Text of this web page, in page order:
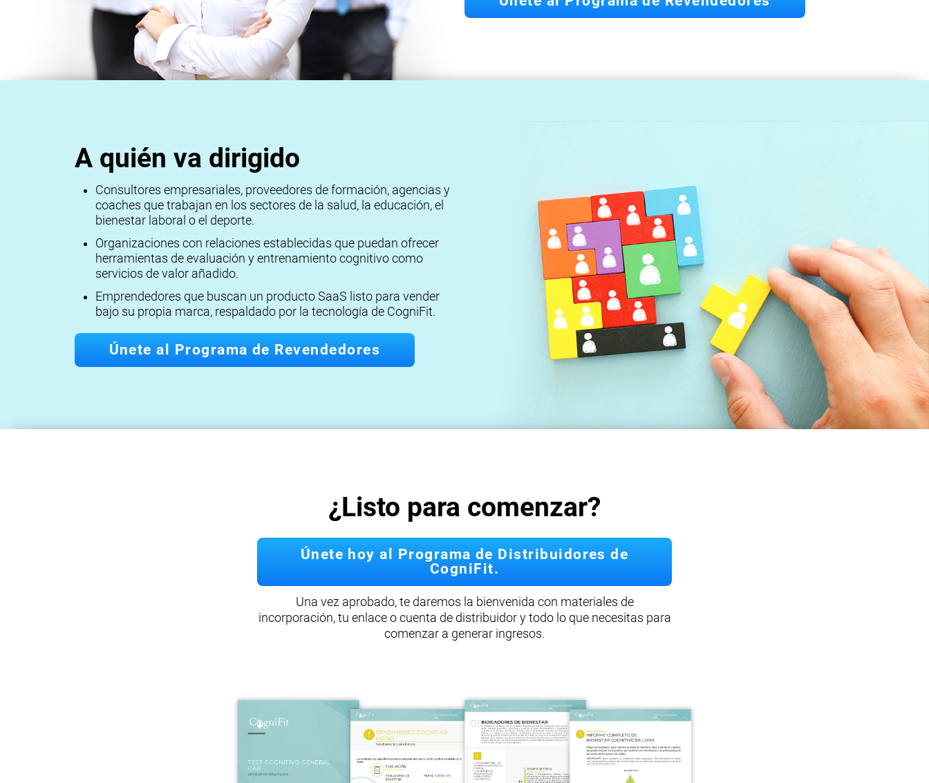
A quién va dirigido
Consultores empresariales, proveedores de formación, agencias y
coaches que trabajan en los sectores de la salud, la educación, el
bienestar laboral o el deporte.
Organizaciones con relaciones establecidas que puedan ofrecer
herramientas de evaluación y entrenamiento cognitivo como
servicios de valor añadido.
Emprendedores que buscan un producto SaaS listo para vender
bajo su propia marca, respaldado por la tecnología de CogniFit.
Únete al Programa de Revendedores
¿Listo para comenzar?
Únete hoy al Programa de Distribuidores de
CogniFit.
Una vez aprobado, te daremos la bienvenida con materiales de
incorporación, tu enlace o cuenta de distribuidor y todo lo que necesitas para
comenzar a generar ingresos.